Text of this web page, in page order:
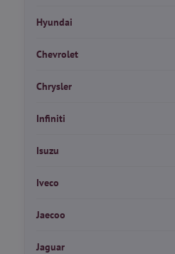
Hyundai
Chevrolet
Chrysler
Infiniti
Isuzu
Iveco
Jaecoo
Jaguar